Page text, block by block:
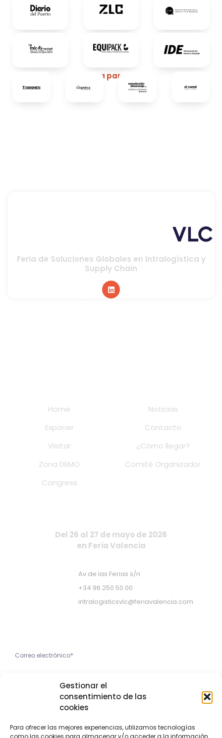
Gestionar el
consentimiento de las
cookies
Para ofrecer las mejores experiencias, utilizamos tecnologías
como las cookies para almacenar y/o acceder a la información
Media partners
Feria de Soluciones Globales en Intralogística y
Supply Chain
Home
Exponer
Visitar
Zona DEMO
Congress
Noticias
Contacto
¿Cómo llegar?
Comité Organizador
Del 26 al 27 de mayo de 2026
en Feria Valencia
Av de las Ferias s/n
+34 96 250 50 00
intralogisticsvlc@feriavalencia.com
Política de Privacidad
Apúntame